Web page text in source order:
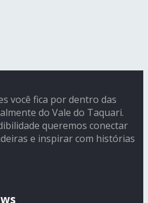
você fica por dentro das
do Vale do Taquari.
queremos conectar
e inspirar com histórias